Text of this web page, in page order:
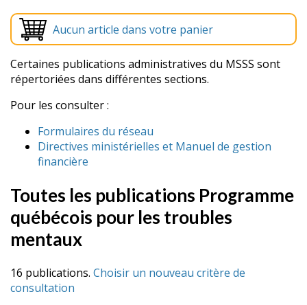
Aucun article dans votre panier
Certaines publications administratives du MSSS sont
répertoriées dans différentes sections.
Pour les consulter :
Formulaires du réseau
Directives ministérielles et Manuel de gestion
financière
Toutes les publications Programme
québécois pour les troubles
mentaux
16 publications. Choisir un nouveau critère de
consultation